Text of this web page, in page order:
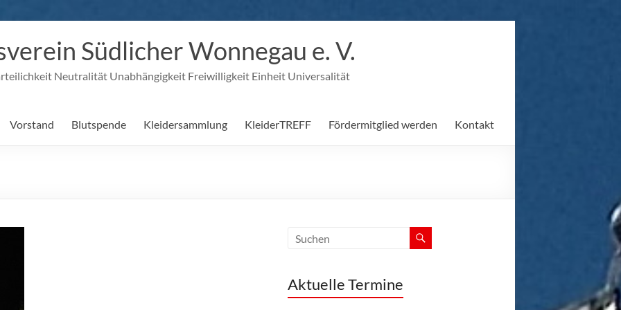
Südlicher Wonnegau e. V.
Neutralität Unabhängigkeit Freiwilligkeit Einheit Universalität
Vorstand Blutspende Kleidersammlung KleiderTREFF Fördermitglied werden Kontakt
Aktuelle Termine